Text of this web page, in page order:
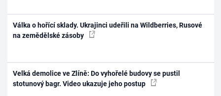
Válka o hořící sklady. Ukrajinci udeřili na Wildberries, Rusové
na zemědělské zásoby
Velká demolice ve Zlíně: Do vyhořelé budovy se pustil
stotunový bagr. Video ukazuje jeho postup